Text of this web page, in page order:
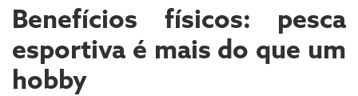
Benefícios físicos: pesca
esportiva é mais do que um
hobby